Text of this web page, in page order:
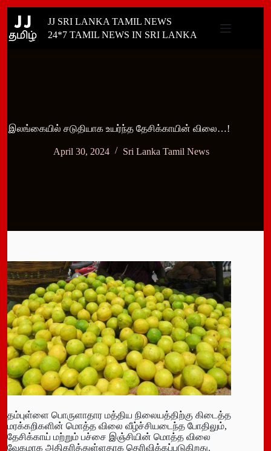
content
JJ SRI LANKA TAMIL NEWS
24*7 TAMIL NEWS IN SRI LANKA
இலங்கையில் சடுதியாக உயர்ந்த தேசிக்காயின் விலை…!
April 30, 2024 Sri Lanka Tamil News
தம்புள்ளை பொருளாதார மத்திய நிலையத்திற்கு கிடைத்த
மரக்கறிகளின் மொத்த விலை வீழ்ச்சியடைந்த போதிலும்,
தேசிக்காய் மற்றும் பச்சை இஞ்சியின் மொத்த விலை
வேகமாக அதிகரித்துள்ளதாக தெரிவிக்கப்படுகிறது.